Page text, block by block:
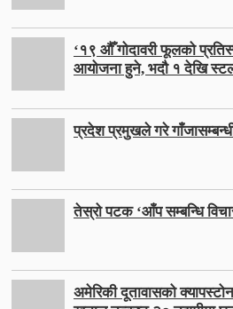
‘१९ औँ गोदावरी फूलको
आयोजना हुने, भदौ १ देखि
प्रदेश प्रमुखले गरे
तेस्रो पटक ‘आँप सम्बन्धि
अमेरिकी दूतावासको